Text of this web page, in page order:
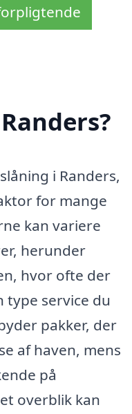
i Randers,
for mange
kan variere
herunder
hvor ofte der
type service du
pakker, der
af haven, mens
på
overblik kan